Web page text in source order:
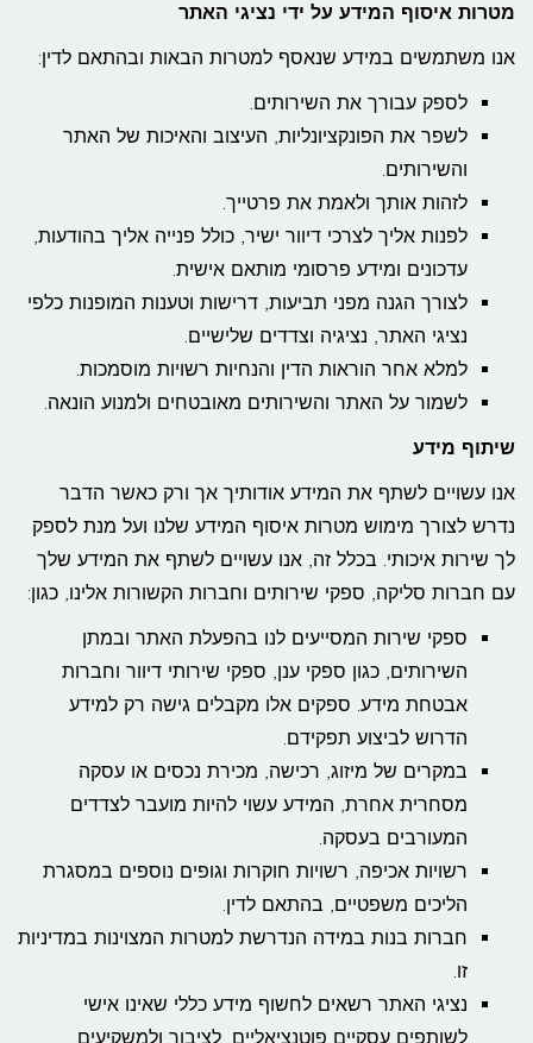
מטרות איסוף המידע על ידי נציגי האתר
אנו משתמשים במידע שנאסף למטרות הבאות ובהתאם לדין:
לספק עבורך את השירותים.
לשפר את הפונקציונליות, העיצוב והאיכות של האתר
והשירותים.
לזהות אותך ולאמת את פרטייך.
לפנות אליך לצרכי דיוור ישיר, כולל פנייה אליך בהודעות,
עדכונים ומידע פרסומי מותאם אישית.
לצורך הגנה מפני תביעות, דרישות וטענות המופנות כלפי
נציגי האתר, נציגיה וצדדים שלישיים.
למלא אחר הוראות הדין והנחיות רשויות מוסמכות.
לשמור על האתר והשירותים מאובטחים ולמנוע הונאה.
שיתוף מידע
אנו עשויים לשתף את המידע אודותיך אך ורק כאשר הדבר
נדרש לצורך מימוש מטרות איסוף המידע שלנו ועל מנת לספק
לך שירות איכותי. בכלל זה, אנו עשויים לשתף את המידע שלך
עם חברות סליקה, ספקי שירותים וחברות הקשורות אלינו, כגון:
ספקי שירות המסייעים לנו בהפעלת האתר ובמתן
השירותים, כגון ספקי ענן, ספקי שירותי דיוור וחברות
אבטחת מידע. ספקים אלו מקבלים גישה רק למידע
הדרוש לביצוע תפקידם.
במקרים של מיזוג, רכישה, מכירת נכסים או עסקה
מסחרית אחרת, המידע עשוי להיות מועבר לצדדים
המעורבים בעסקה.
רשויות אכיפה, רשויות חוקרות וגופים נוספים במסגרת
הליכים משפטיים, בהתאם לדין.
חברות בנות במידה הנדרשת למטרות המצוינות במדיניות
זו.
נציגי האתר רשאים לחשוף מידע כללי שאינו אישי
לשותפים עסקיים פוטנציאליים, לציבור ולמשקיעים.